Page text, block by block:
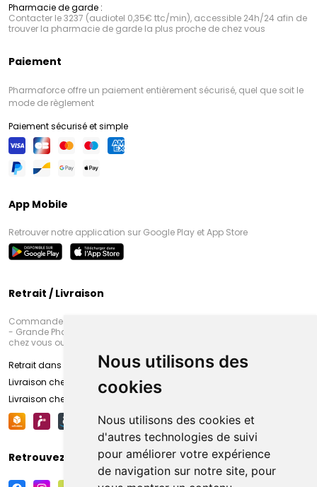
Nous utilisons des
cookies
Nous utilisons des cookies et
d'autres technologies de suivi
pour améliorer votre expérience
de navigation sur notre site, pour
Pharmacie de garde :
Contacter le 3237 (audiotel 0,35€ ttc/min), accessible 24h/24 afin de
trouver la pharmacie de garde la plus proche de chez vous
Paiement
Pharmaforce offre un paiement entièrement sécurisé, quel que soit le
mode de règlement
Paiement sécurisé et simple
App Mobile
Retrouver notre application sur Google Play et App Store
Retrait / Livraison
Commandez en ligne et venez chercher votre commande à Amiens
- Grande Pharmacie d’Amiens (Fachon) ou recevez-là rapidement
chez vous ou en point retrait
Retrait dans la pharmacie d’Amiens
Livraison chez vous
Livraison chez votre commerçant
Retrouvez-nous sur vos réseaux sociaux